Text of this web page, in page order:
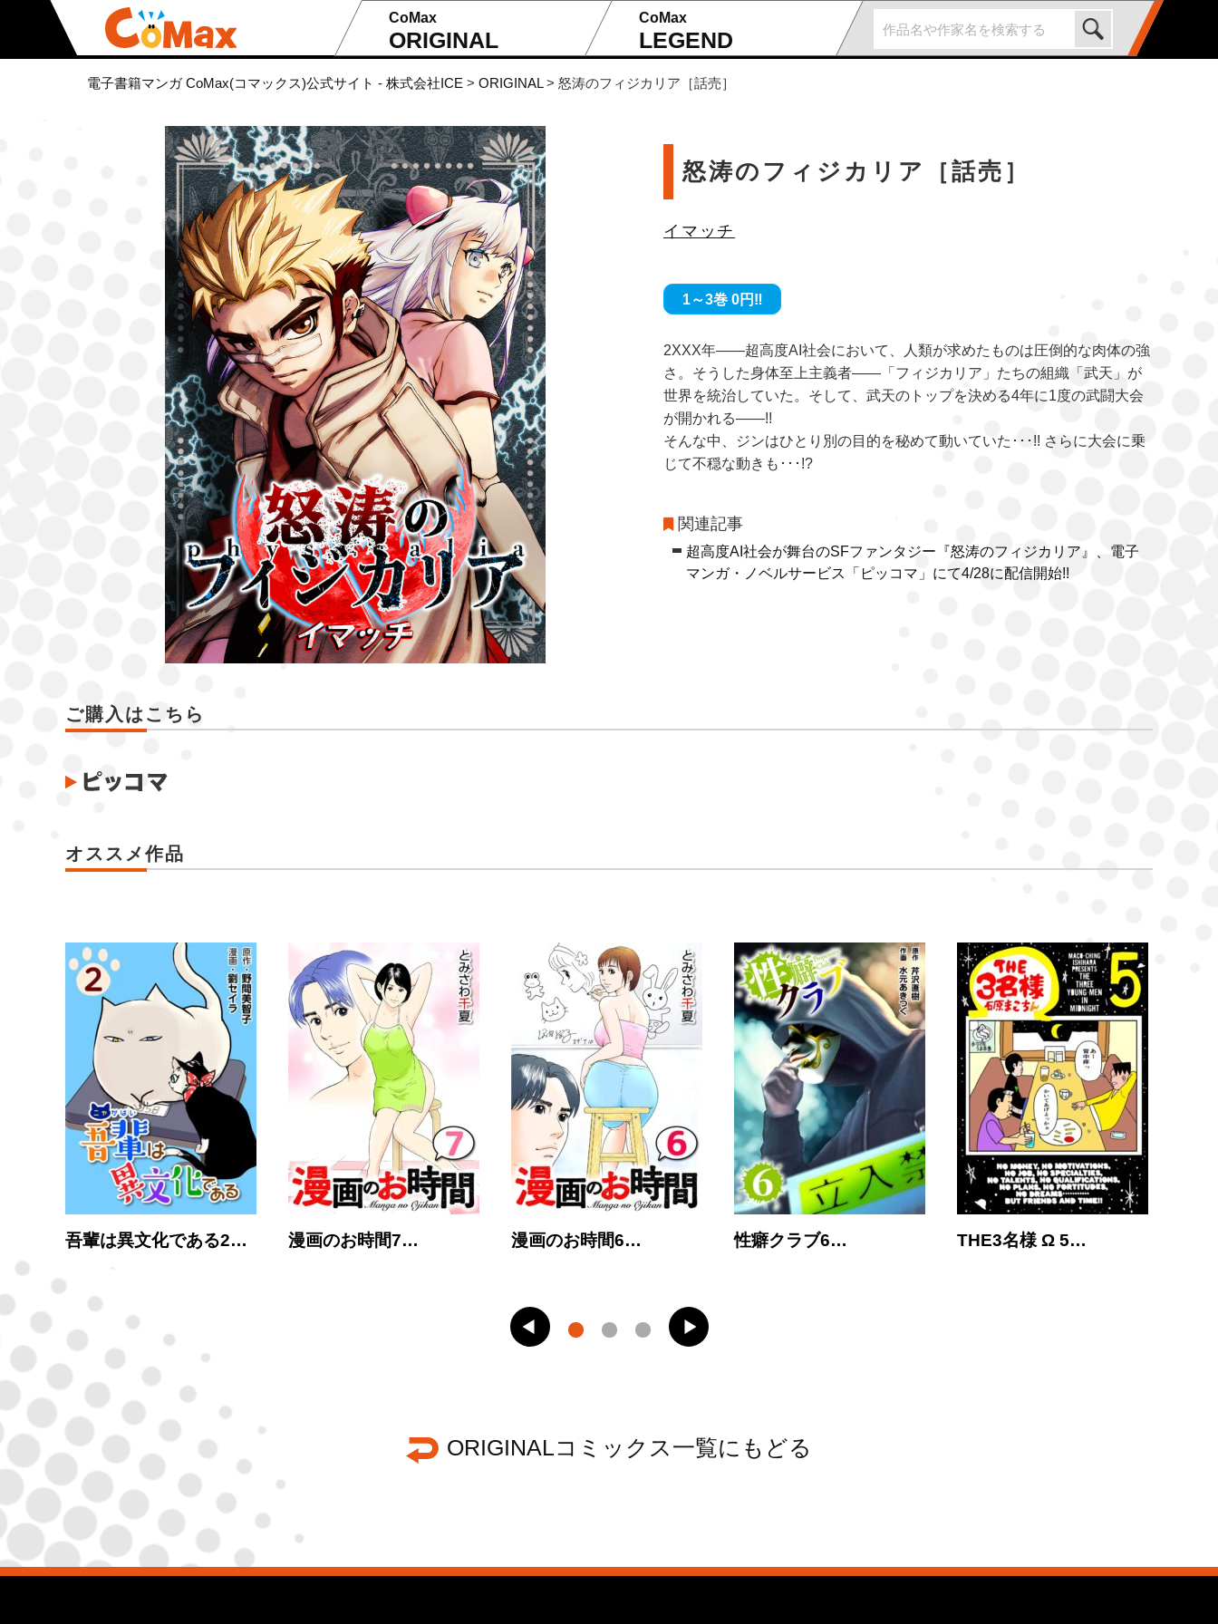
CoMax
ORIGINAL
CoMax
LEGEND
電子書籍マンガ CoMax(コマックス)公式サイト - 株式会社ICE > ORIGINAL> 怒涛のフィジカリア［話売］
怒涛のフィジカリア［話売］
イマッチ
1～3巻 0円‼
2XXX年――超高度AI社会において、人類が求めたものは圧倒的な肉体の強
さ。そうした身体至上主義者――「フィジカリア」たちの組織「武天」が
世界を統治していた。そして、武天のトップを決める4年に1度の武闘大会
が開かれる――!!
そんな中、ジンはひとり別の目的を秘めて動いていた･･･!! さらに大会に乗
じて不穏な動きも･･･!?
関連記事
超高度AI社会が舞台のSFファンタジー『怒涛のフィジカリア』、電子
マンガ・ノベルサービス「ピッコマ」にて4/28に配信開始!!
ご購入はこちら
オススメ作品
吾輩は異文化である2… 漫画のお時間7… 漫画のお時間6… 性癖クラブ6… THE3名様 Ω 5…
ORIGINALコミックス一覧にもどる